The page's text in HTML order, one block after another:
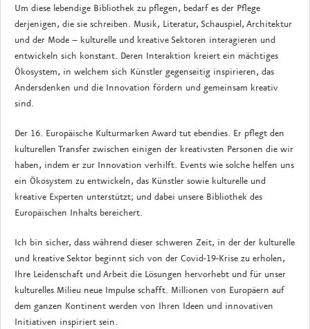
Um diese lebendige Bibliothek zu pflegen, bedarf es der Pflege
derjenigen, die sie schreiben. Musik, Literatur, Schauspiel, Architektur
und der Mode – kulturelle und kreative Sektoren interagieren und
entwickeln sich konstant. Deren Interaktion kreiert ein mächtiges
Ökosystem, in welchem sich Künstler gegenseitig inspirieren, das
Andersdenken und die Innovation fördern und gemeinsam kreativ
sind.
Der 16. Europäische Kulturmarken Award tut ebendies. Er pflegt den
kulturellen Transfer zwischen einigen der kreativsten Personen die wir
haben, indem er zur Innovation verhilft. Events wie solche helfen uns
ein Ökosystem zu entwickeln, das Künstler sowie kulturelle und
kreative Experten unterstützt; und dabei unsere Bibliothek des
Europäischen Inhalts bereichert.
Ich bin sicher, dass während dieser schweren Zeit, in der der kulturelle
und kreative Sektor beginnt sich von der Covid-19-Krise zu erholen,
Ihre Leidenschaft und Arbeit die Lösungen hervorhebt und für unser
kulturelles Milieu neue Impulse schafft. Millionen von Europäern auf
dem ganzen Kontinent werden von Ihren Ideen und innovativen
Initiativen inspiriert sein.